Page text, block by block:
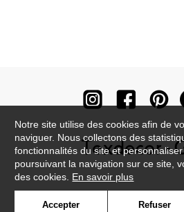
Notre site utilise des cookies afin de
naviguer. Nous collectons des
fonctionnalités du site et
poursuivant la navigation sur ce site,
des cookies. En savoir plus
Accepter Refuser